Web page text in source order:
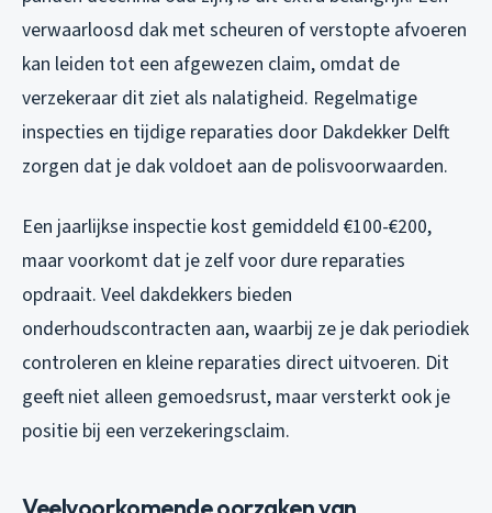
verwaarloosd dak met scheuren of verstopte afvoeren
kan leiden tot een afgewezen claim, omdat de
verzekeraar dit ziet als nalatigheid. Regelmatige
inspecties en tijdige reparaties door Dakdekker Delft
zorgen dat je dak voldoet aan de polisvoorwaarden.
Een jaarlijkse inspectie kost gemiddeld €100-€200,
maar voorkomt dat je zelf voor dure reparaties
opdraait. Veel dakdekkers bieden
onderhoudscontracten aan, waarbij ze je dak periodiek
controleren en kleine reparaties direct uitvoeren. Dit
geeft niet alleen gemoedsrust, maar versterkt ook je
positie bij een verzekeringsclaim.